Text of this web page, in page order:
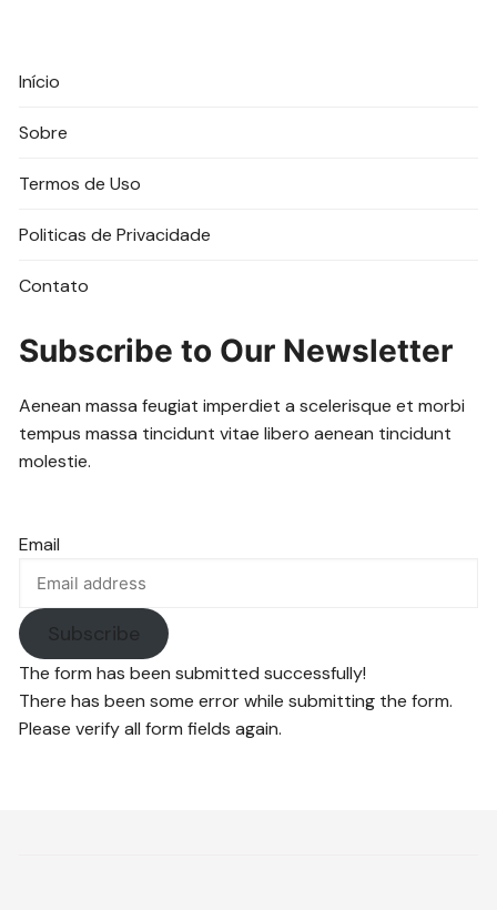
Início
Sobre
Termos de Uso
Politicas de Privacidade
Contato
Subscribe to Our Newsletter
Aenean massa feugiat imperdiet a scelerisque et morbi
tempus massa tincidunt vitae libero aenean tincidunt
molestie.
Email
Subscribe
The form has been submitted successfully!
There has been some error while submitting the form.
Please verify all form fields again.